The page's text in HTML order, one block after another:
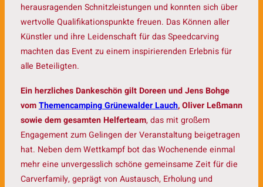
herausragenden Schnitzleistungen und konnten sich über
wertvolle Qualifikationspunkte freuen. Das Können aller
Künstler und ihre Leidenschaft für das Speedcarving
machten das Event zu einem inspirierenden Erlebnis für
alle Beteiligten.
Ein herzliches Dankeschön gilt Doreen und Jens Bohge
vomThemencamping Grünewalder Lauch, Oliver Leßmann
sowie dem gesamten Helferteam, das mit großem
Engagement zum Gelingen der Veranstaltung beigetragen
hat. Neben dem Wettkampf bot das Wochenende einmal
mehr eine unvergesslich schöne gemeinsame Zeit für die
Carverfamily, geprägt von Austausch, Erholung und